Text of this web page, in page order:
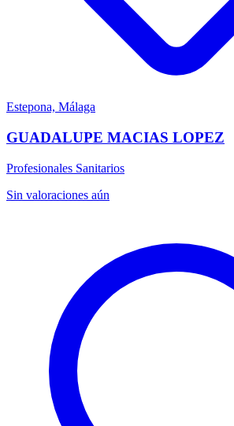
Estepona, Málaga
GUADALUPE MACIAS LOPEZ
Profesionales Sanitarios
Sin valoraciones aún